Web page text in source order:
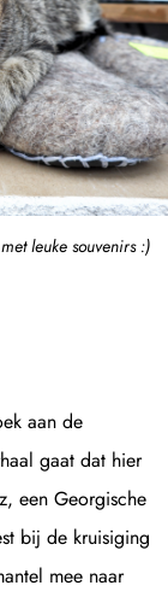
leuke souvenirs :)
aan de
gaat dat hier
een Georgische
bij de kruisiging
mee naar